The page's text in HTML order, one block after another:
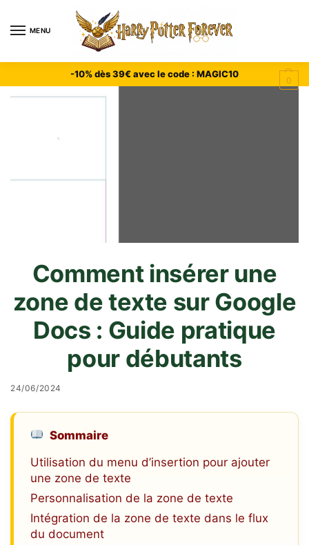
MENU
0
-10% dès 39€ avec le code : MAGIC10
Comment insérer une
zone de texte sur Google
Docs : Guide pratique
pour débutants
24/06/2024
Sommaire
Utilisation du menu d’insertion pour ajouter
une zone de texte
Personnalisation de la zone de texte
Intégration de la zone de texte dans le flux
du document